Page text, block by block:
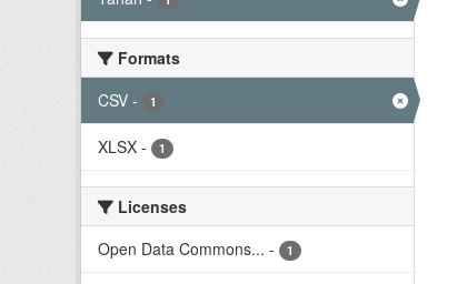
Formats
CSV - 1
XLSX - 1
Licenses
Open Data Commons... - 1